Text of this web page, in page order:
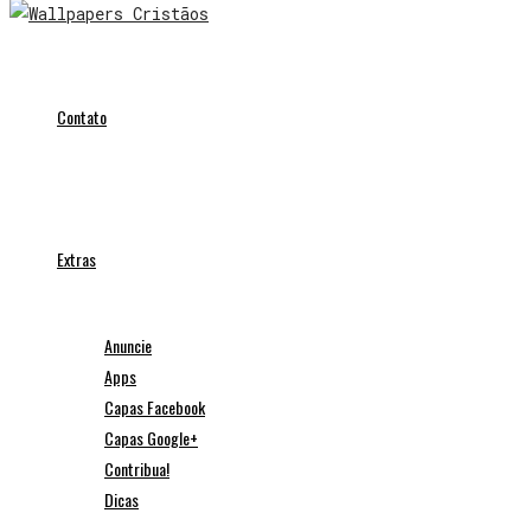
Contato
Extras
Anuncie
Apps
Capas Facebook
Capas Google+
Contribua!
Dicas